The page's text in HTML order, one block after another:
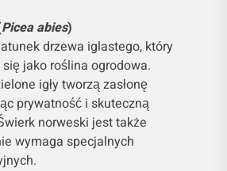
Picea abies)
drzewa iglastego, który
jako roślina ogrodowa.
igły tworzą zasłonę
prywatność i skuteczną
norweski jest także
wymaga specjalnych